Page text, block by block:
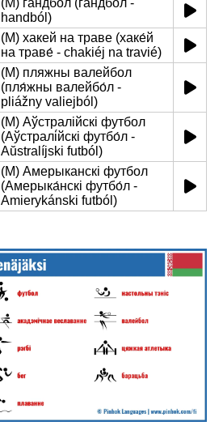
(M) гандбол (гандбо́л -
handból)
(M) хакей на траве (хаке́й
на траве́ - chakiéj na travié)
(M) пляжны валейбол
(пля́жны валейбо́л -
pliážny valiejból)
(M) Аўстралійскі футбол
(Аўстралі́йскі футбо́л -
Aŭstralíjski futból)
(M) Амерыканскі футбол
(Амерыка́нскі футбо́л -
Amierykánski futból)